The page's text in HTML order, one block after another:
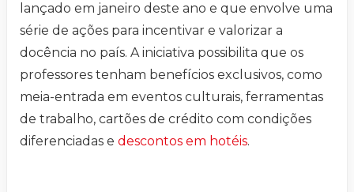
lançado em janeiro deste ano e que envolve uma
série de ações para incentivar e valorizar a
docência no país. A iniciativa possibilita que os
professores tenham benefícios exclusivos, como
meia-entrada em eventos culturais, ferramentas
de trabalho, cartões de crédito com condições
diferenciadas e descontos em hotéis.